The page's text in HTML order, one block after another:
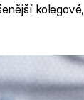
kolegové,